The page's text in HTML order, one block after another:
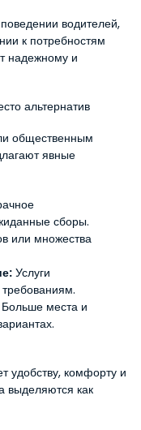
водителей,
к потребностям
надежному и
альтернатив
общественным
явные
сборы.
или множества
Услуги
места и
удобству, комфорту и
выделяются как